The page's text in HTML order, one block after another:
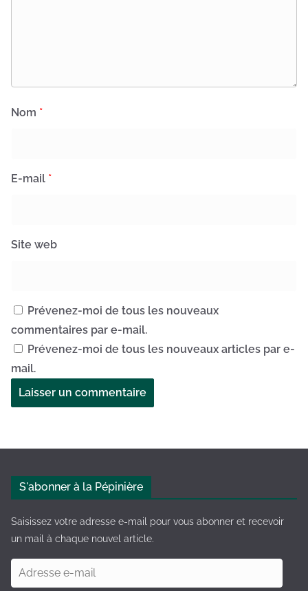
Nom *
E-mail *
Site web
Prévenez-moi de tous les nouveaux
commentaires par e-mail.
Prévenez-moi de tous les nouveaux articles par e-
mail.
e
S'abonner à la Pépinière
Saisissez votre adresse e-mail pour vous abonner et recevoir
un mail à chaque nouvel article.
d